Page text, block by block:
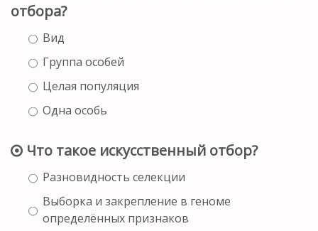
отбора?
Вид
Группа особей
Целая популяция
Одна особь
Что такое искусственный отбор?
Разновидность селекции
Выборка и закрепление в геноме
определённых признаков